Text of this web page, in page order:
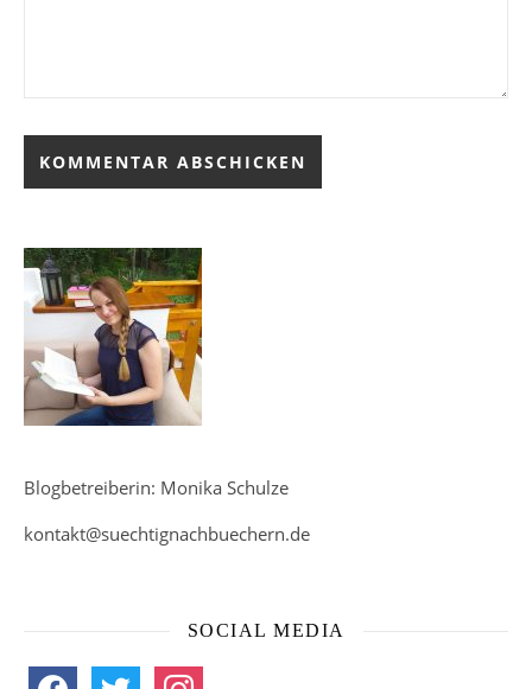
Blogbetreiberin: Monika Schulze
kontakt@suechtignachbuechern.de
SOCIAL MEDIA
facebook twitter instagram